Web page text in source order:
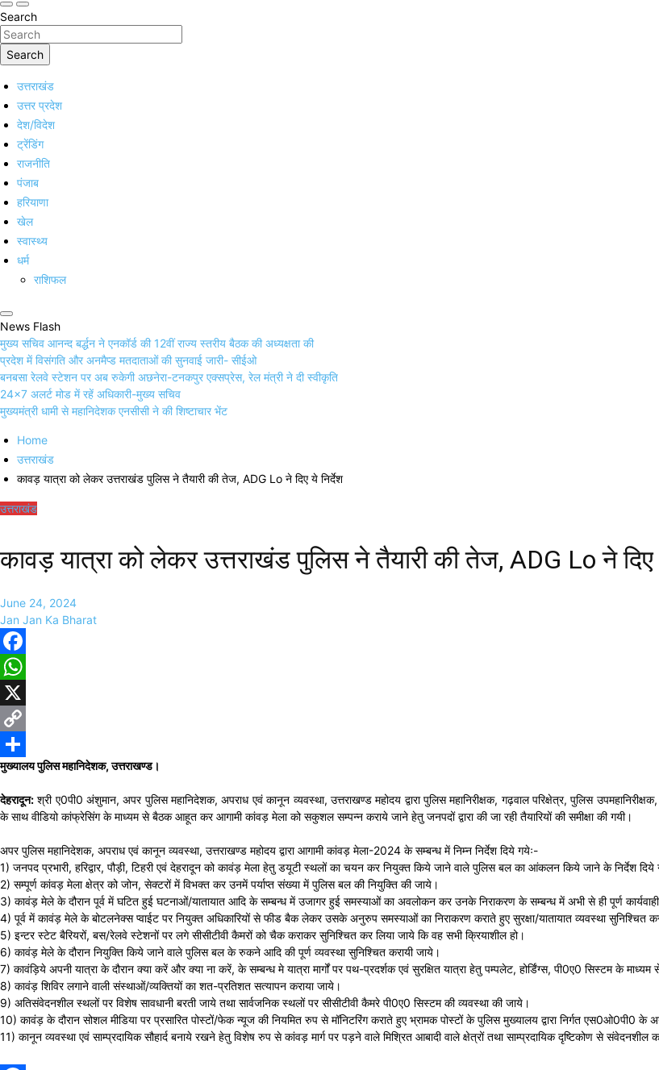
Search
Search
उत्तराखंड
उत्तर प्रदेश
देश/विदेश
ट्रेंडिंग
राजनीति
पंजाब
हरियाणा
खेल
स्वास्थ्य
धर्म
राशिफल
News Flash
मुख्य सचिव आनन्द बर्द्धन ने एनकॉर्ड की 12वीं राज्य स्तरीय बैठक की अध्यक्षता की
प्रदेश में विसंगति और अनमैप्ड मतदाताओं की सुनवाई जारी- सीईओ
बनबसा रेलवे स्टेशन पर अब रुकेगी अछनेरा-टनकपुर एक्सप्रेस, रेल मंत्री ने दी स्वीकृति
24×7 अलर्ट मोड में रहें अधिकारी-मुख्य सचिव
मुख्यमंत्री धामी से महानिदेशक एनसीसी ने की शिष्टाचार भेंट
Home
उत्तराखंड
कावड़ यात्रा को लेकर उत्तराखंड पुलिस ने तैयारी की तेज, ADG Lo ने दिए ये निर्देश
उत्तराखंड
कावड़ यात्रा को लेकर उत्तराखंड पुलिस ने तैयारी की तेज, ADG Lo ने दिए
June 24, 2024
Jan Jan Ka Bharat
Facebook
WhatsApp
X
Copy
Link
Share
मुख्यालय पुलिस महानिदेशक, उत्तराखण्ड।
देहरादून: श्री ए0पी0 अंशुमान, अपर पुलिस महानिदेशक, अपराध एवं कानून व्यवस्था, उत्तराखण्ड महोदय द्वारा पुलिस महानिरीक्षक, गढ़वाल परिक्षेत्र, पुलिस
के साथ वीडियो कांफ्रेसिंग के माध्यम से बैठक आहूत कर आगामी कांवड़ मेला को सकुशल सम्पन्न कराये जाने हेतु जनपदों द्वारा की जा रही तैयारियों की समीक्षा की गयी।
अपर पुलिस महानिदेशक, अपराध एवं कानून व्यवस्था, उत्तराखण्ड महोदय द्वारा आगामी कांवड़ मेला-2024 के सम्बन्ध में निम्न निर्देश दिये गयेः-
1) जनपद प्रभारी, हरिद्वार, पौड़ी, टिहरी एवं देहरादून को कावंड़ मेला हेतु डयूटी स्थलों का चयन कर नियुक्त किये जाने वाले पुलिस बल का आंकलन किये जाने के निर्देश दिये
2) सम्पूर्ण कांवड़ मेला क्षेत्र को जोन, सेक्टरों में विभक्त कर उनमें पर्याप्त संख्या में पुलिस बल की नियुक्ति की जाये।
3) कावंड़ मेले के दौरान पूर्व में घटित हुई घटनाओं/यातायात आदि के सम्बन्ध में उजागर हुई समस्याओं का अवलोकन कर उनके निराकरण के सम्बन्ध में अभी से ही पूर्ण
4) पूर्व में कावंड़ मेले के बोटलनेक्स प्वाईट पर नियुक्त अधिकारियों से फीड बैक लेकर उसके अनुरुप समस्याओं का निराकरण कराते हुए सुरक्षा/यातायात व्यवस्था सुनिश्चित
5) इन्टर स्टेट बैरियरों, बस/रेलवे स्टेशनों पर लगे सीसीटीवी कैमरों को चैक कराकर सुनिश्चित कर लिया जाये कि वह सभी क्रियाशील हो।
6) कावंड़ मेले के दौरान नियुक्ति किये जाने वाले पुलिस बल के रुकने आदि की पूर्ण व्यवस्था सुनिश्चित करायी जाये।
7) कावंड़िये अपनी यात्रा के दौरान क्या करें और क्या ना करें, के सम्बन्ध मे यात्रा मार्गों पर पथ-प्रदर्शक एवं सुरक्षित यात्रा हेतु पम्पलेट, होर्डिंग्स, पी0ए0 सिस्टम के माध्यम
8) कावंड़ शिविर लगाने वाली संस्थाओं/व्यक्तियों का शत-प्रतिशत सत्यापन कराया जाये।
9) अतिसंवेदनशील स्थलों पर विशेष सावधानी बरती जाये तथा सार्वजनिक स्थलों पर सीसीटीवी कैमरे पी0ए0 सिस्टम की व्यवस्था की जाये।
10) कावंड़ के दौरान सोशल मीडिया पर प्रसारित पोस्टों/फेक न्यूज की नियमित रुप से मॉनिटरिंग कराते हुए भ्रामक पोस्टों के पुलिस मुख्यालय द्वारा निर्गत एस0ओ0पी0
11) कानून व्यवस्था एवं साम्प्रदायिक सौहार्द बनाये रखने हेतु विशेष रुप से कांवड़ मार्ग पर पड़ने वाले मिश्रित आबादी वाले क्षेत्रों तथा साम्प्रदायिक दृष्टिकोण से संवेदनशील